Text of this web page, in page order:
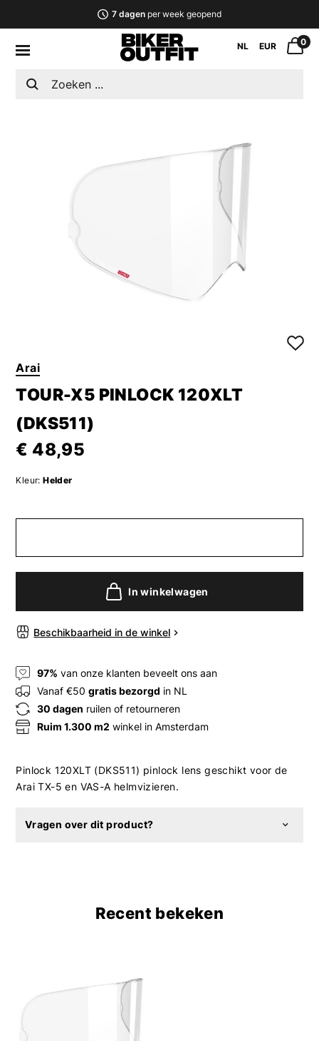
7 dagenper week geopend
NL EUR 0
Arai
TOUR-X5 PINLOCK 120XLT
(DKS511)
€ 48,95
Kleur: Helder
In winkelwagen
Beschikbaarheid in de winkel
97% van onze klanten beveelt ons aan
Vanaf €50gratis bezorgd in NL
30 dagen ruilen of retourneren
Ruim 1.300 m2 winkel in Amsterdam
Pinlock 120XLT (DKS511) pinlock lens geschikt voor de
Arai TX-5 en VAS-A helmvizieren.
Vragen over dit product?
Recent bekeken